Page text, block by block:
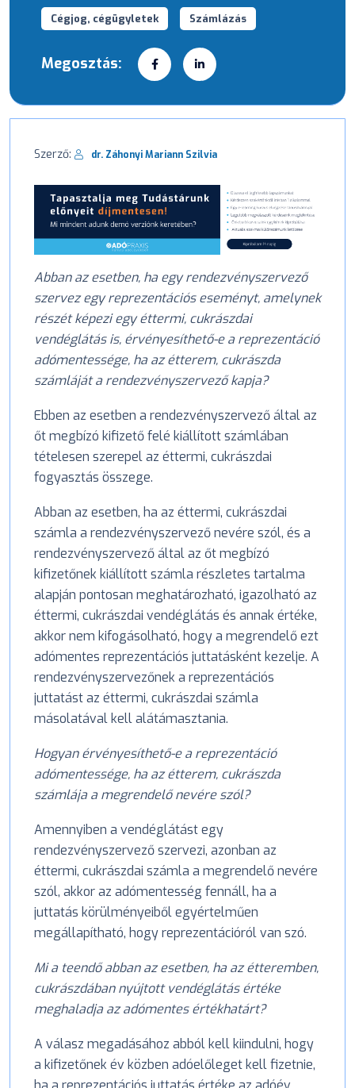
Cégjog, cégügyletek Számlázás
Megosztás:
Szerző: dr. Záhonyi Mariann Szilvia
Abban az esetben, ha egy rendezvényszervező
szervez egy reprezentációs eseményt, amelynek
részét képezi egy éttermi, cukrászdai
vendéglátás is, érvényesíthető-e a reprezentáció
adómentessége, ha az étterem, cukrászda
számláját a rendezvényszervező kapja?
Ebben az esetben a rendezvényszervező által az
őt megbízó kifizető felé kiállított számlában
tételesen szerepel az éttermi, cukrászdai
fogyasztás összege.
Abban az esetben, ha az éttermi, cukrászdai
számla a rendezvényszervező nevére szól, és a
rendezvényszervező által az őt megbízó
kifizetőnek kiállított számla részletes tartalma
alapján pontosan meghatározható, igazolható az
éttermi, cukrászdai vendéglátás és annak értéke,
akkor nem kifogásolható, hogy a megrendelő ezt
adómentes reprezentációs juttatásként kezelje. A
rendezvényszervezőnek a reprezentációs
juttatást az éttermi, cukrászdai számla
másolatával kell alátámasztania.
Hogyan érvényesíthető-e a reprezentáció
adómentessége, ha az étterem, cukrászda
számlája a megrendelő nevére szól?
Amennyiben a vendéglátást egy
rendezvényszervező szervezi, azonban az
éttermi, cukrászdai számla a megrendelő nevére
szól, akkor az adómentesség fennáll, ha a
juttatás körülményeiből egyértelműen
megállapítható, hogy reprezentációról van szó.
Mi a teendő abban az esetben, ha az étteremben,
cukrászdában nyújtott vendéglátás értéke
meghaladja az adómentes értékhatárt?
A válasz megadásához abból kell kiindulni, hogy
a kifizetőnek év közben adóelőleget kell fizetnie,